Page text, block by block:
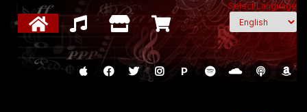
Select Language
P